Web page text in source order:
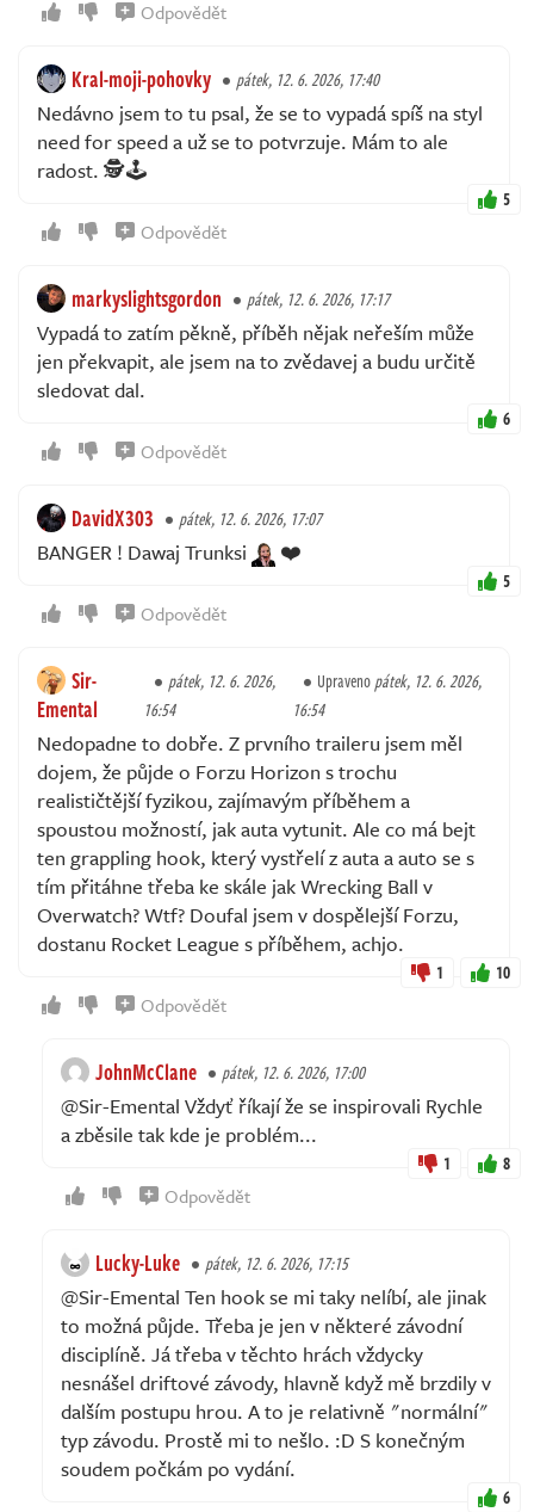
Odpovědět
Kral-moji-pohovky pátek, 12. 6. 2026, 17:40
Nedávno jsem to tu psal, že se to vypadá spíš na styl
need for speed a už se to potvrzuje. Mám to ale
radost. 🕵️🕹️
5
Odpovědět
markyslightsgordon pátek, 12. 6. 2026, 17:17
Vypadá to zatím pěkně, příběh nějak neřeším může
jen překvapit, ale jsem na to zvědavej a budu určitě
sledovat dal.
6
Odpovědět
DavidX303 pátek, 12. 6. 2026, 17:07
BANGER ! Dawaj Trunksi ❤️
5
Odpovědět
Sir-
Emental
pátek, 12. 6. 2026,
16:54
Upravenopátek, 12. 6. 2026,
16:54
Nedopadne to dobře. Z prvního traileru jsem měl
dojem, že půjde o Forzu Horizon s trochu
realističtější fyzikou, zajímavým příběhem a
spoustou možností, jak auta vytunit. Ale co má bejt
ten grappling hook, který vystřelí z auta a auto se s
tím přitáhne třeba ke skále jak Wrecking Ball v
Overwatch? Wtf? Doufal jsem v dospělejší Forzu,
dostanu Rocket League s příběhem, achjo.
1 10
Odpovědět
JohnMcClane pátek, 12. 6. 2026, 17:00
@Sir-Emental Vždyť říkají že se inspirovali Rychle
a zběsile tak kde je problém...
1 8
Odpovědět
Lucky-Luke pátek, 12. 6. 2026, 17:15
@Sir-Emental Ten hook se mi taky nelíbí, ale jinak
to možná půjde. Třeba je jen v některé závodní
disciplíně. Já třeba v těchto hrách vždycky
nesnášel driftové závody, hlavně když mě brzdily v
dalším postupu hrou. A to je relativně "normální"
typ závodu. Prostě mi to nešlo. :D S konečným
soudem počkám po vydání.
6